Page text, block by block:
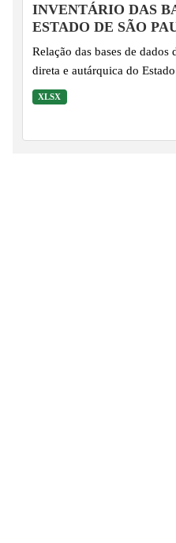
INVENTÁRIO DAS
ESTADO DE SÃO
Relação das bases de
direta e autárquica do
XLSX